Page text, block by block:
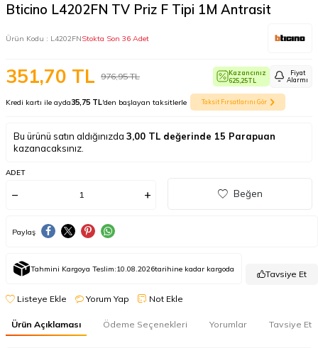
Bticino L4202FN TV Priz F Tipi 1M Antrasit
Ürün Kodu : L4202FNStokta Son 36 Adet
976,95TL
351,70 TL
Kazancınız
625,25TL
Fiyat
Alarmı
Kredi kartı ile ayda35,75 TL'den başlayan taksitlerle Taksit Fırsatlarını Gör
Bu ürünü satın aldığınızda 3,00 TL değerinde 15 Parapuan
kazanacaksınız.
ADET
Beğen
Paylaş
Tahmini Kargoya Teslim:10.08.2026tarihine kadar kargoda Tavsiye Et
Listeye Ekle Yorum Yap Not Ekle
Ürün Açıklaması Ödeme Seçenekleri Yorumlar Tavsiye Et